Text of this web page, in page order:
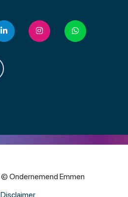
© Ondernemend Emmen
Disclaimer